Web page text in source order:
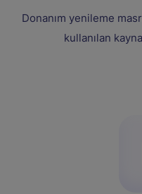
Donanım yenileme
kullanılan